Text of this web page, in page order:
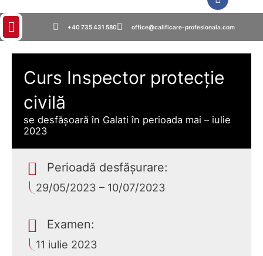
+40 735 431 580 office@calificare-profesionala.com
Curs Inspector protecție
civilă
se desfășoară în Galati în perioada mai – iulie
2023
Perioadă desfășurare:
29/05/2023 – 10/07/2023
Examen:
11 iulie 2023